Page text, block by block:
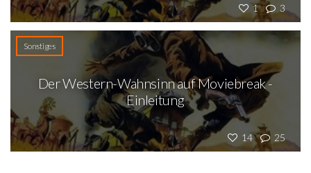
1 3
Sonstiges
14 25
Der Western-Wahnsinn auf Moviebreak -
Einleitung